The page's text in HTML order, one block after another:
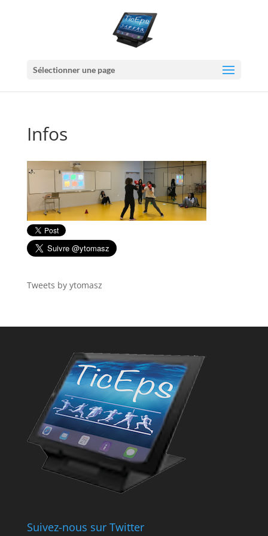
Sélectionner une page
Infos
Tweets by ytomasz
Suivez-nous sur Twitter